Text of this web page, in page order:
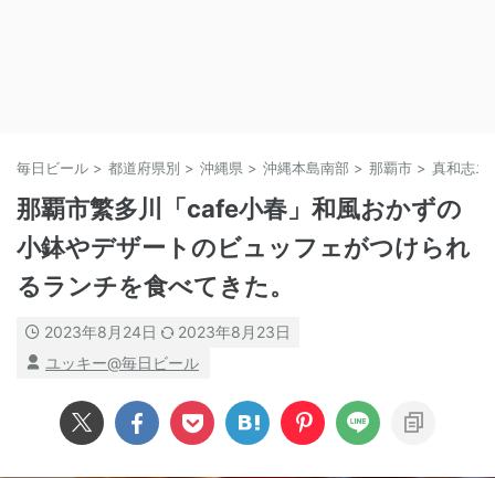
毎日ビール > 都道府県別 > 沖縄県 > 沖縄本島南部 > 那覇市 > 真和志エ
那覇市繁多川「cafe小春」和風おかずの
小鉢やデザートのビュッフェがつけられ
るランチを食べてきた。
2023年8月24日
2023年8月23日
ユッキー@毎日ビール